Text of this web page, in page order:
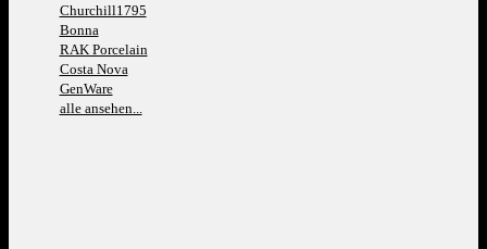
Churchill1795
Bonna
RAK Porcelain
Costa Nova
GenWare
alle ansehen...